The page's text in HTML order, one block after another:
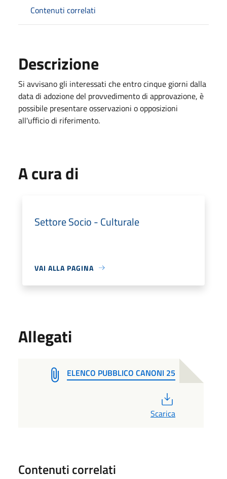
Contenuti correlati
Descrizione
Si avvisano gli interessati che entro cinque giorni dalla
data di adozione del provvedimento di approvazione, è
possibile presentare osservazioni o opposizioni
all'ufficio di riferimento.
A cura di
Settore Socio - Culturale
VAI ALLA PAGINA
Allegati
ELENCO PUBBLICO CANONI 25
Scarica
Contenuti correlati